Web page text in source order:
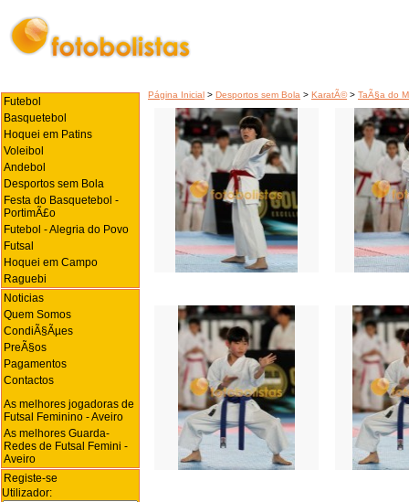
Página Inicial > Desportos sem Bola > KaratÃ©> TaÃ§a do
Futebol
Basquetebol
Hoquei em Patins
Voleibol
Andebol
Desportos sem Bola
Festa do Basquetebol -
PortimÃ£o
Futebol - Alegria do Povo
Futsal
Hoquei em Campo
Raguebi
Noticias
Quem Somos
CondiÃ§Ãµes
PreÃ§os
Pagamentos
Contactos
As melhores jogadoras de
Futsal Feminino - Aveiro
As melhores Guarda-
Redes de Futsal Femini -
Aveiro
Registe-se
Utilizador: